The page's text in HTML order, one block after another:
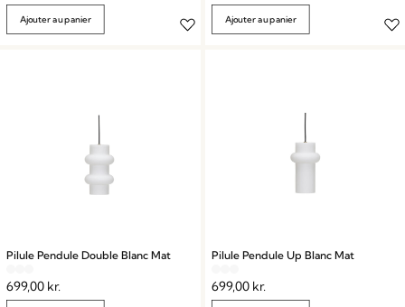
Ajouter au panier Ajouter au panier
Pilule Pendule Double Blanc Mat
699,00 kr.
Pilule Pendule Up Blanc Mat
699,00 kr.